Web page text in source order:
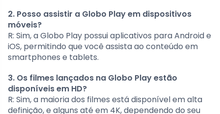
2. Posso assistir a Globo Play em dispositivos
móveis?
R: Sim, a Globo Play possui aplicativos para Android e
iOS, permitindo que você assista ao conteúdo em
smartphones e tablets.
3. Os filmes lançados na Globo Play estão
disponíveis em HD?
R: Sim, a maioria dos filmes está disponível em alta
definição, e alguns até em 4K, dependendo do seu